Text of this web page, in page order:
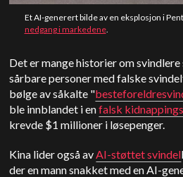
Et AI-generert bilde av en eksplosjon i
nedgang i markedene.
Det er mange historier om
sårbare personer med falske
bølge av såkalte "
ble innblandet i enfalsk
krevde $1 millioner i løsepenger.
Kina lider også avAI-støttet svindel
der en mann snakket med en AI-